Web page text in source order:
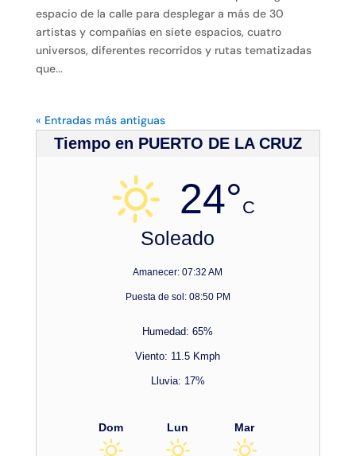
espacio de la calle para desplegar a más de 30
artistas y compañías en siete espacios, cuatro
universos, diferentes recorridos y rutas tematizadas
que...
« Entradas más antiguas
Tiempo en PUERTO DE LA CRUZ
24°C
Soleado
Amanecer: 07:32 AM
Puesta de sol: 08:50 PM
Humedad: 65%
Viento: 11.5 Kmph
Lluvia: 17%
Dom Lun Mar